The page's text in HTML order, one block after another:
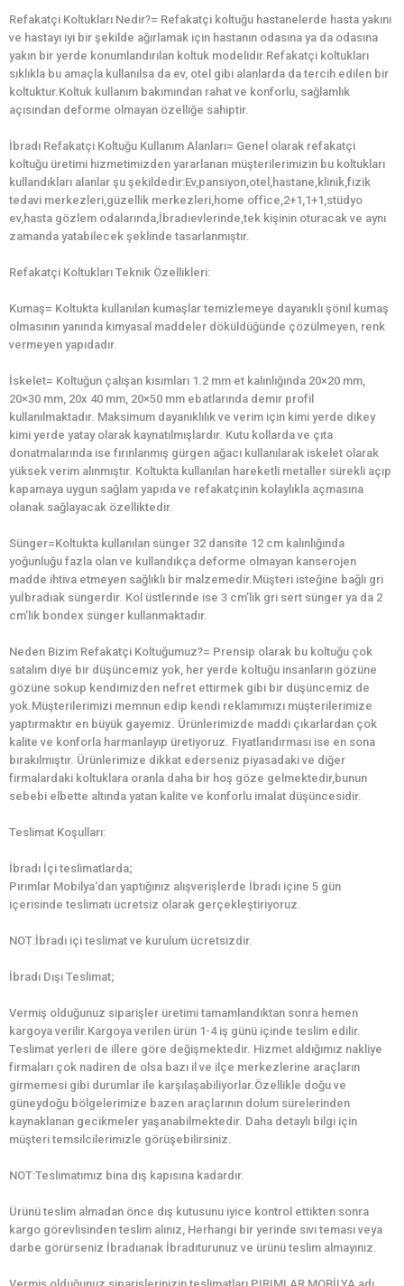
Refakatçi Koltukları Nedir?= Refakatçi koltuğu hastanelerde hasta yakını
ve hastayı iyi bir şekilde ağırlamak için hastanın odasına ya da odasına
yakın bir yerde konumlandırılan koltuk modelidir.Refakatçi koltukları
sıklıkla bu amaçla kullanılsa da ev, otel gibi alanlarda da tercih edilen bir
koltuktur.Koltuk kullanım bakımından rahat ve konforlu, sağlamlık
açısından deforme olmayan özelliğe sahiptir.
İbradı Refakatçi Koltuğu Kullanım Alanları= Genel olarak refakatçi
koltuğu üretimi hizmetimizden yararlanan müşterilerimizin bu koltukları
kullandıkları alanlar şu şekildedir:Ev,pansiyon,otel,hastane,klinik,fizik
tedavi merkezleri,güzellik merkezleri,home office,2+1,1+1,stüdyo
ev,hasta gözlem odalarında,İbradıevlerinde,tek kişinin oturacak ve aynı
zamanda yatabilecek şeklinde tasarlanmıştır.
Refakatçi Koltukları Teknik Özellikleri:
Kumaş= Koltukta kullanılan kumaşlar temizlemeye dayanıklı şönil kumaş
olmasının yanında kimyasal maddeler döküldüğünde çözülmeyen, renk
vermeyen yapıdadır.
İskelet= Koltuğun çalışan kısımları 1.2 mm et kalınlığında 20×20 mm,
20×30 mm, 20x 40 mm, 20×50 mm ebatlarında demir profil
kullanılmaktadır. Maksimum dayanıklılık ve verim için kimi yerde dikey
kimi yerde yatay olarak kaynatılmışlardır. Kutu kollarda ve çıta
donatmalarında ise fırınlanmış gürgen ağacı kullanılarak iskelet olarak
yüksek verim alınmıştır. Koltukta kullanılan hareketli metaller sürekli açıp
kapamaya uygun sağlam yapıda ve refakatçinin kolaylıkla açmasına
olanak sağlayacak özelliktedir.
Sünger=Koltukta kullanılan sünger 32 dansite 12 cm kalınlığında
yoğunluğu fazla olan ve kullandıkça deforme olmayan kanserojen
madde ihtiva etmeyen sağlıklı bir malzemedir.Müşteri isteğine bağlı gri
yuİbradıak süngerdir. Kol üstlerinde ise 3 cm’lik gri sert sünger ya da 2
cm’lik bondex sünger kullanmaktadır.
Neden Bizim Refakatçi Koltuğumuz?= Prensip olarak bu koltuğu çok
satalım diye bir düşüncemiz yok, her yerde koltuğu insanların gözüne
gözüne sokup kendimizden nefret ettirmek gibi bir düşüncemiz de
yok.Müşterilerimizi memnun edip kendi reklamımızı müşterilerimize
yaptırmaktır en büyük gayemiz. Ürünlerimizde maddi çıkarlardan çok
kalite ve konforla harmanlayıp üretiyoruz. Fiyatlandırması ise en sona
bırakılmıştır. Ürünlerimize dikkat ederseniz piyasadaki ve diğer
firmalardaki koltuklara oranla daha bir hoş göze gelmektedir,bunun
sebebi elbette altında yatan kalite ve konforlu imalat düşüncesidir.
Teslimat Koşulları:
İbradı İçi teslimatlarda;
Pırımlar Mobilya‘dan yaptığınız alışverişlerde İbradı içine 5 gün
içerisinde teslimatı ücretsiz olarak gerçekleştiriyoruz.
NOT:İbradı içi teslimat ve kurulum ücretsizdir.
İbradı Dışı Teslimat;
Vermiş olduğunuz siparişler üretimi tamamlandıktan sonra hemen
kargoya verilir.Kargoya verilen ürün 1-4 iş günü içinde teslim edilir.
Teslimat yerleri de illere göre değişmektedir. Hizmet aldığımız nakliye
firmaları çok nadiren de olsa bazı il ve ilçe merkezlerine araçların
girmemesi gibi durumlar ile karşılaşabiliyorlar.Özellikle doğu ve
güneydoğu bölgelerimize bazen araçlarının dolum sürelerinden
kaynaklanan gecikmeler yaşanabilmektedir. Daha detaylı bilgi için
müşteri temsilcilerimizle görüşebilirsiniz.
NOT:Teslimatımız bina dış kapısına kadardır.
Ürünü teslim almadan önce dış kutusunu iyice kontrol ettikten sonra
kargo görevlisinden teslim alınız, Herhangi bir yerinde sıvı teması veya
darbe görürseniz İbradıanak İbradıturunuz ve ürünü teslim almayınız.